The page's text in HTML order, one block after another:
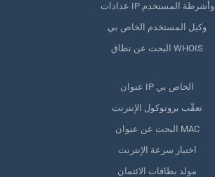
عدادات IP وأشرطة المستخدم
وكيل المستخدم الخاص بي
البحث عن نطاق WHOIS
عنوان IP الخاص بي
تعقّب بروتوكول الإنترنت
البحث عن عنوان MAC
اختبار سرعة الإنترنت
مولد بطاقات الائتمان